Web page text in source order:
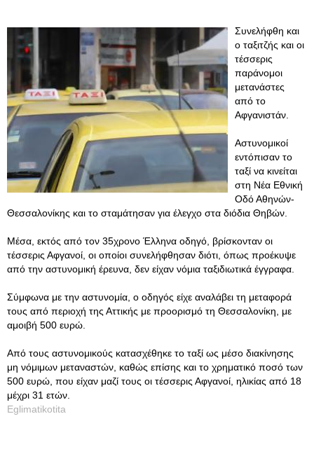
Συνελήφθη και
ο ταξιτζής και οι
τέσσερις
παράνομοι
μετανάστες
από το
Αφγανιστάν.
Αστυνομικοί
εντόπισαν το
ταξί να κινείται
στη Νέα Εθνική
Οδό Αθηνών-
Θεσσαλονίκης και το σταμάτησαν για έλεγχο στα διόδια Θηβών.
Μέσα, εκτός από τον 35χρονο Έλληνα οδηγό, βρίσκονταν οι
τέσσερις Αφγανοί, οι οποίοι συνελήφθησαν διότι, όπως προέκυψε
από την αστυνομική έρευνα, δεν είχαν νόμια ταξιδιωτικά έγγραφα.
Σύμφωνα με την αστυνομία, ο οδηγός είχε αναλάβει τη μεταφορά
τους από περιοχή της Αττικής με προορισμό τη Θεσσαλονίκη, με
αμοιβή 500 ευρώ.
Από τους αστυνομικούς κατασχέθηκε το ταξί ως μέσο διακίνησης
μη νόμιμων μεταναστών, καθώς επίσης και το χρηματικό ποσό των
500 ευρώ, που είχαν μαζί τους οι τέσσερις Αφγανοί, ηλικίας από 18
μέχρι 31 ετών.
Eglimatikotita